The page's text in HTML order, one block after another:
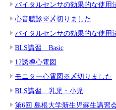
バイタルセンサの効果的な使
心音聴診※〆切りました
バイタルセンサの効果的な使
BLS講習 Basic
12誘導心電図
モニター心電図※〆切りました
BLS講習 乳児・小児
第6回 島根大学新生児蘇生講習